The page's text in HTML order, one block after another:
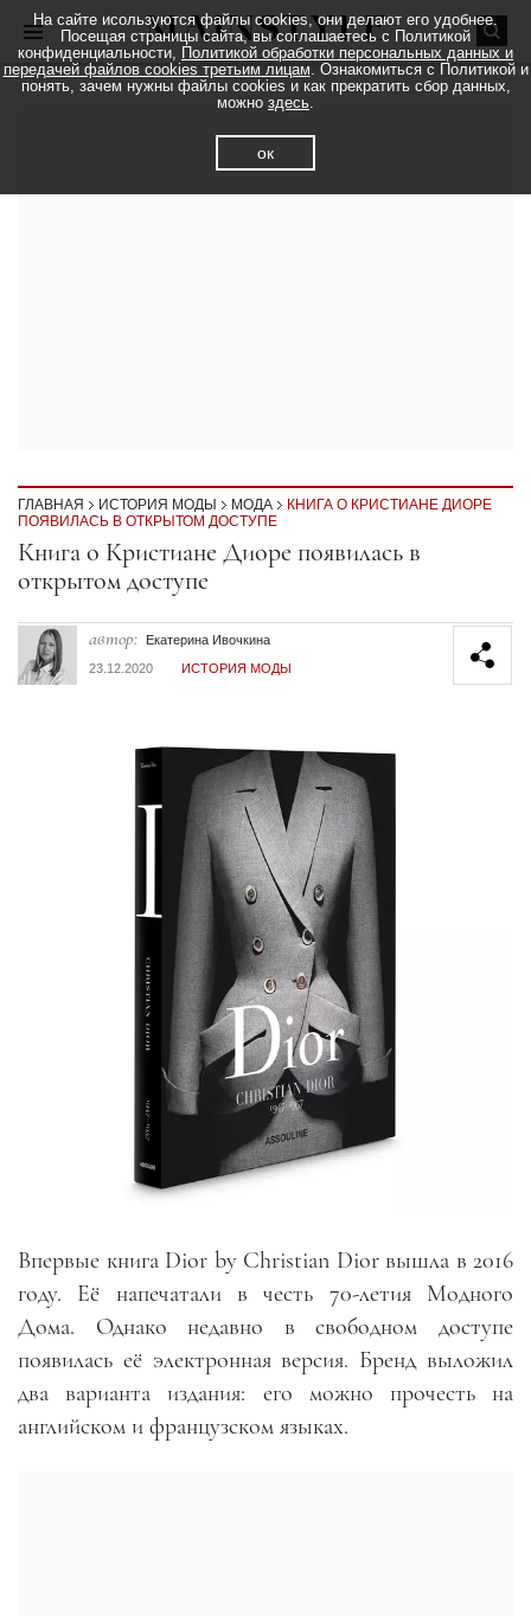
ГЛАВНАЯ ИСТОРИЯ МОДЫ МОДА
КНИГА О КРИСТИАНЕ ДИОРЕ
ПОЯВИЛАСЬ В ОТКРЫТОМ ДОСТУПЕ
Секция статей
Книга о Кристиане Диоре появилась в
открытом доступе
автор:
Екатерина Ивочкина
23.12.2020
ИСТОРИЯ МОДЫ
Впервые книга Dior by Christian Dior вышла в 2016
году. Её напечатали в честь 70-летия Модного
Дома. Однако недавно в свободном доступе
появилась её электронная версия. Бренд выложил
два варианта издания: его можно прочесть на
английском и французском языках.
На сайте исользуются файлы cookies, они делают его удобнее.
Посещая страницы сайта, вы соглашаетесь с Политикой
конфиденциальности, Политикой обработки персональных данных и
передачей файлов cookies третьим лицам. Ознакомиться с Политикой и
понять, зачем нужны файлы cookies и как прекратить сбор данных,
можно здесь.
ок